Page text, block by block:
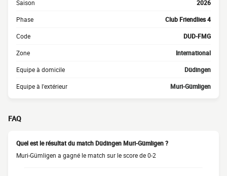
Saison 2026
Phase Club Friendlies 4
Code DUD-FMG
Zone International
Equipe à domicile Düdingen
Equipe à l'extérieur Muri-Gümligen
FAQ
Quel est le résultat du match Düdingen Muri-Gümligen ?
Muri-Gümligen a gagné le match sur le score de 0-2